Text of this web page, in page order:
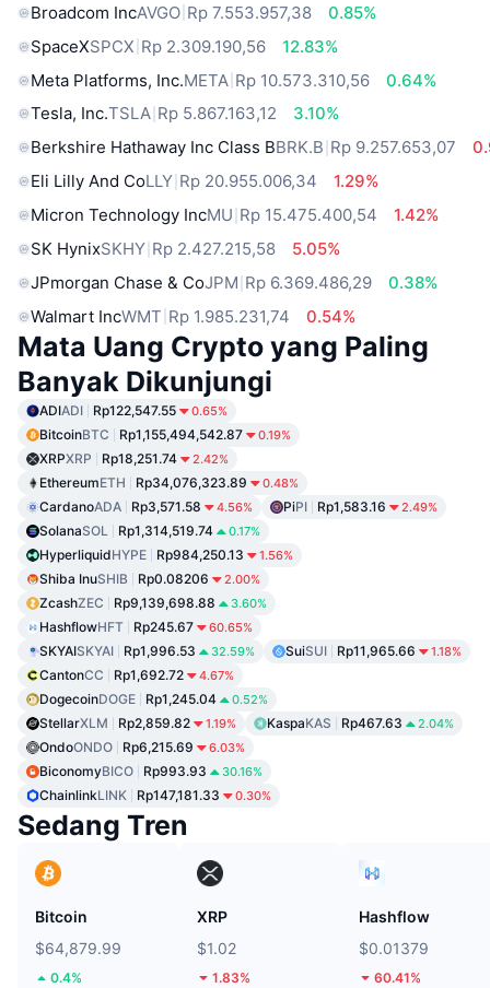
Broadcom IncAVGO Rp 7.553.957,38
0.85%
SpaceXSPCX Rp 2.309.190,56
12.83%
Meta Platforms, Inc.META Rp 10.573.310,56
0.64%
Tesla, Inc.TSLA Rp 5.867.163,12
3.10%
Berkshire Hathaway Inc Class BBRK.B Rp 9.257.653,07
Eli Lilly And CoLLY Rp 20.955.006,34
1.29%
Micron Technology IncMU Rp 15.475.400,54
1.42%
SK HynixSKHY Rp 2.427.215,58
5.05%
JPmorgan Chase & CoJPM Rp 6.369.486,29
0.38%
Walmart IncWMT Rp 1.985.231,74 0.54%
Mata Uang Crypto yang Paling
Banyak Dikunjungi
ADIADI Rp122,547.55 0.65%
BitcoinBTC Rp1,155,494,542.87 0.19%
XRPXRP Rp18,251.74 2.42%
EthereumETH Rp34,076,323.89 0.48%
CardanoADA Rp3,571.58 4.56% PiPI Rp1,583.16 2.49%
SolanaSOL Rp1,314,519.74 0.17%
HyperliquidHYPE Rp984,250.13 1.56%
Shiba InuSHIB Rp0.08206 2.00%
ZcashZEC Rp9,139,698.88 3.60%
HashflowHFT Rp245.67 60.65%
SKYAISKYAI Rp1,996.53 32.59% SuiSUI Rp11,965.66 1.18%
CantonCC Rp1,692.72 4.67%
DogecoinDOGE Rp1,245.04 0.52%
StellarXLM Rp2,859.82 1.19% KaspaKAS Rp467.63 2.04%
OndoONDO Rp6,215.69 6.03%
BiconomyBICO Rp993.93 30.16%
ChainlinkLINK Rp147,181.33 0.30%
Sedang Tren
Bitcoin
$64,879.99
0.4%
XRP
$1.02
1.83%
Hashflow
$0.01379
60.41%